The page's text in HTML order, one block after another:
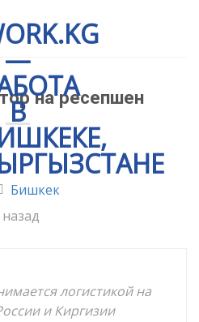
на ресепшен
Бишкек
логистикой на
и Киргизии